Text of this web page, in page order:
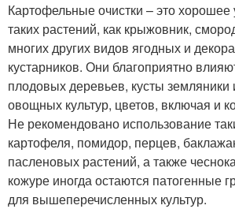
Картофельные очистки – это хорошее
таких растений, как крыжовник,
многих других видов ягодных и
кустарников. Они благоприятно
плодовых деревьев, кусты земляники
овощных культур, цветов, включая и
Не рекомендовано использование
картофеля, помидор, перцев,
пасленовых растений, а также
кожуре иногда остаются патогенные
для вышеперечисленных культур.